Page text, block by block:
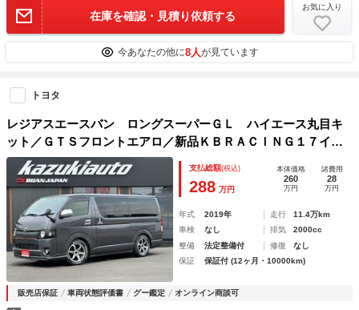
在庫を確認・見積り依頼する
お気に入り
今あなたの他に8人が見ています
トヨタ
レジアスエースバン ロングスーパーＧＬ ハイエース丸目キ
ット／ＧＴＳフロントエアロ／新品ＫＢＲＡＣＩＮＧ１７イン
チＡＷ／新品タイヤ／ＳＤナビ／フルセグ地デジ／バックカメ
ラ／ＥＴＣ／シートカバー／玄武製２インチローダウン／Ｂｌ
ｕｅｔｏｏｔｈ
支払総額(税込)
288 万円
本体価格
260
万円
諸費用
28
万円
年式 2019年 走行
11.4万km
車検
なし 排気
2000cc
整備
法定整備付 修復
なし
保証
保証付 (12ヶ月・10000km)
販売店保証 車両状態評価書 グー鑑定 オンライン商談可